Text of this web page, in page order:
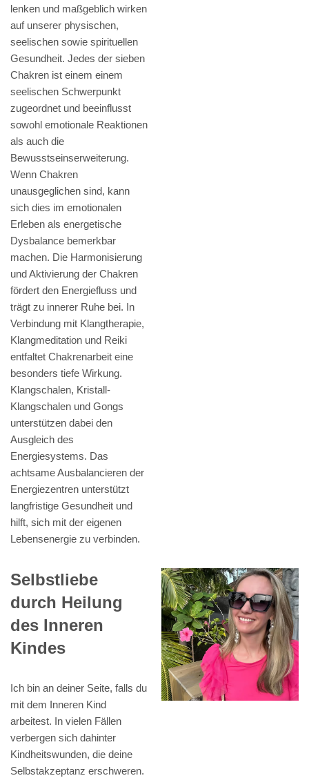
lenken und maßgeblich wirken
auf unserer physischen,
seelischen sowie spirituellen
Gesundheit. Jedes der sieben
Chakren ist einem einem
seelischen Schwerpunkt
zugeordnet und beeinflusst
sowohl emotionale Reaktionen
als auch die
Bewusstseinserweiterung.
Wenn Chakren
unausgeglichen sind, kann
sich dies im emotionalen
Erleben als energetische
Dysbalance bemerkbar
machen. Die Harmonisierung
und Aktivierung der Chakren
fördert den Energiefluss und
trägt zu innerer Ruhe bei. In
Verbindung mit Klangtherapie,
Klangmeditation und Reiki
entfaltet Chakrenarbeit eine
besonders tiefe Wirkung.
Klangschalen, Kristall-
Klangschalen und Gongs
unterstützen dabei den
Ausgleich des
Energiesystems. Das
achtsame Ausbalancieren der
Energiezentren unterstützt
langfristige Gesundheit und
hilft, sich mit der eigenen
Lebensenergie zu verbinden.
Selbstliebe
durch Heilung
des Inneren
Kindes
Ich bin an deiner Seite, falls du
mit dem Inneren Kind
arbeitest. In vielen Fällen
verbergen sich dahinter
Kindheitswunden, die deine
Selbstakzeptanz erschweren.